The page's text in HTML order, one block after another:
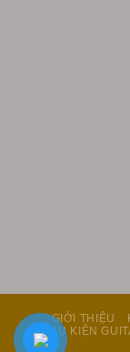
GIỚI THIỆU
PHỤ KIỆN